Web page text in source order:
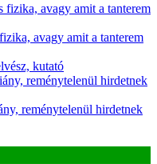
avagy amit a tanterem
avagy amit a tanterem
kutató
reménytelenül hirdetnek
reménytelenül hirdetnek